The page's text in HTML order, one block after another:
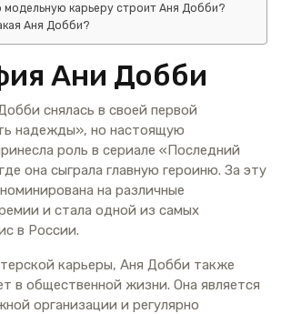
модельную карьеру строит Аня Добби?
Аня Добби?
Ани Добби
снялась в своей первой
надежды», но настоящую
роль в сериале «Последний
она сыграла главную героиню. За эту
на различные
и стала одной из самых
в России.
карьеры, Аня Добби также
в общественной жизни. Она является
организации и регулярно